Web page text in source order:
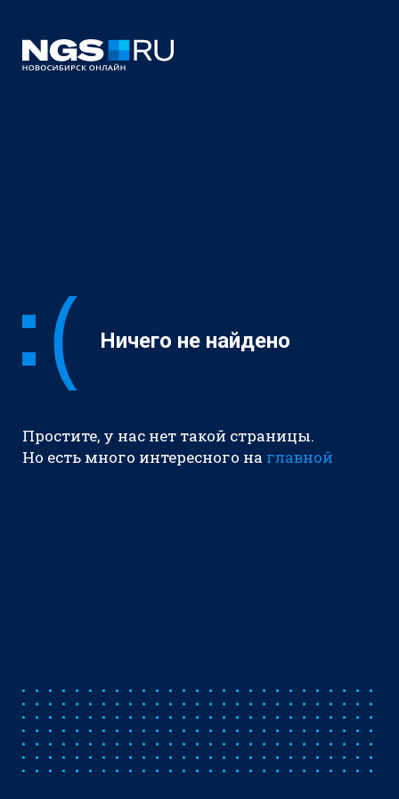
Ничего не найдено
Простите, у нас нет такой страницы.
Но есть много интересного на главной